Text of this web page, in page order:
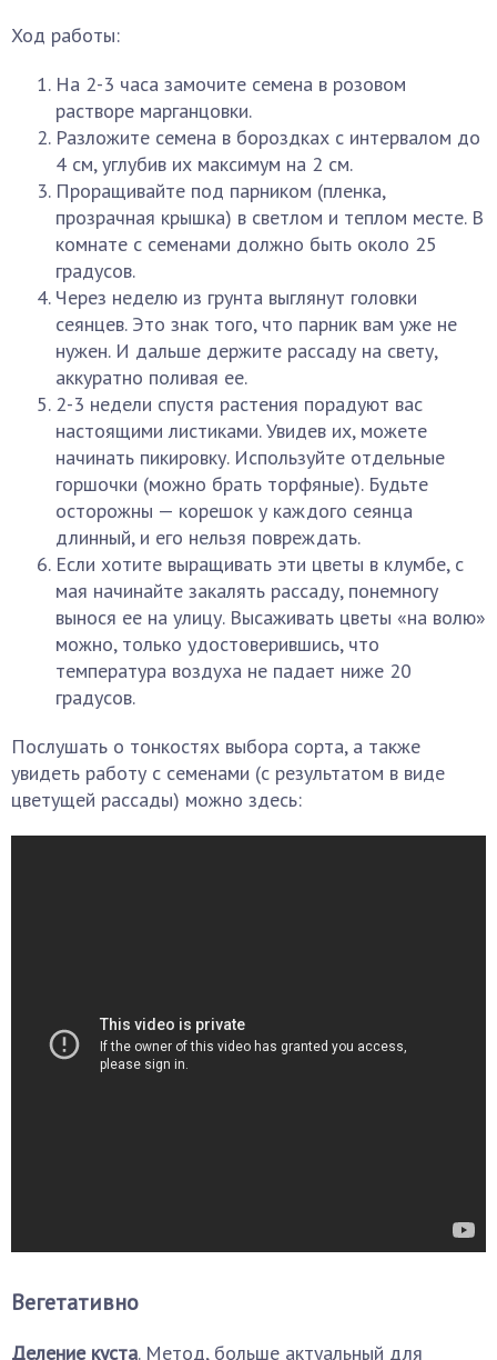
Ход работы:
На 2-3 часа замочите семена в розовом
растворе марганцовки.
Разложите семена в бороздках с интервалом до
4 см, углубив их максимум на 2 см.
Проращивайте под парником (пленка,
прозрачная крышка) в светлом и теплом месте. В
комнате с семенами должно быть около 25
градусов.
Через неделю из грунта выглянут головки
сеянцев. Это знак того, что парник вам уже не
нужен. И дальше держите рассаду на свету,
аккуратно поливая ее.
2-3 недели спустя растения порадуют вас
настоящими листиками. Увидев их, можете
начинать пикировку. Используйте отдельные
горшочки (можно брать торфяные). Будьте
осторожны — корешок у каждого сеянца
длинный, и его нельзя повреждать.
Если хотите выращивать эти цветы в клумбе, с
мая начинайте закалять рассаду, понемногу
вынося ее на улицу. Высаживать цветы «на волю»
можно, только удостоверившись, что
температура воздуха не падает ниже 20
градусов.
Послушать о тонкостях выбора сорта, а также
увидеть работу с семенами (с результатом в виде
цветущей рассады) можно здесь:
Вегетативно
Деление куста. Метод, больше актуальный для